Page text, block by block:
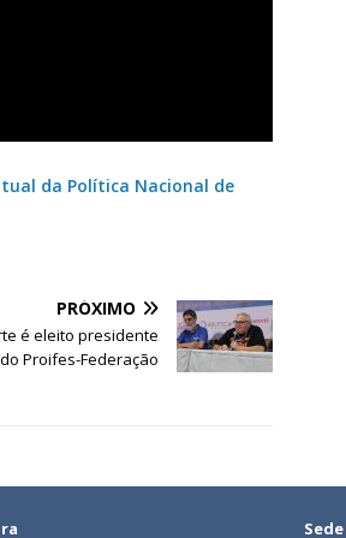
da Política Nacional de
PRÓXIMO
é eleito presidente
do Proifes-Federação